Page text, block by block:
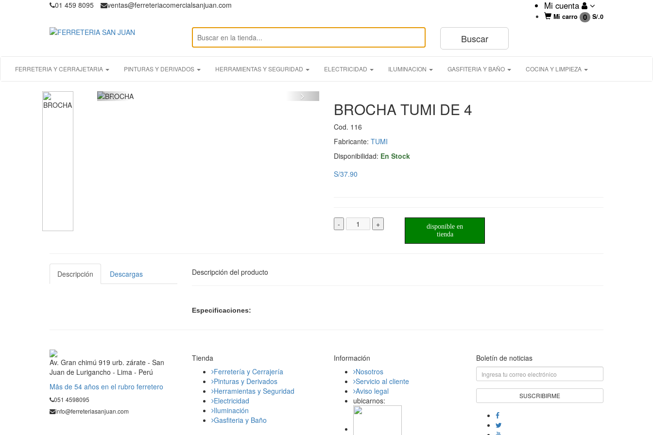
01 459 8095 ventas@ferreteriacomercialsanjuan.com Mi cuenta
Mi carro 0 S/.0
FERRETERIA Y CERRAJETARIA PINTURAS Y DERIVADOS HERRAMIENTAS Y SEGURIDAD ELECTRICIDAD ILUMINACION GASFITERIA Y BAÑO COCINA Y LIMPIEZA
BROCHA TUMI DE 4
Cod. 116
Fabricante: TUMI
Disponibilidad: En Stock
S/37.90
- +
disponible en
tienda
Descripción Descargas Descripción del producto
Especificaciones:
Av. Gran chimú 919 urb. zárate - San
Juan de Lurigancho - Lima - Perú
Mås de 54 años en el rubro ferretero
051 4598095
info@ferreteriasanjuan.com
Tienda
Ferretería y Cerrajería
Pinturas y Derivados
Herramientas y Seguridad
Electricidad
Iluminación
Gasfiteria y Baño
Información
Nosotros
Servicio al cliente
Aviso legal
ubicarnos:
Boletín de noticias